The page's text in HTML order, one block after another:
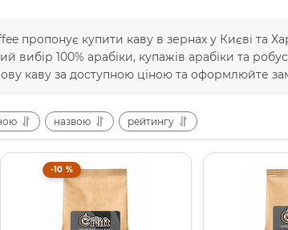
пропонує купити каву в зернах у Києві та
вибір 100% арабіки, купажів арабіки та
каву за доступною ціною та оформлюйте
назвою рейтингу
-10 %